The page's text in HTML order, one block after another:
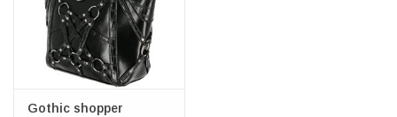
Gothic shopper